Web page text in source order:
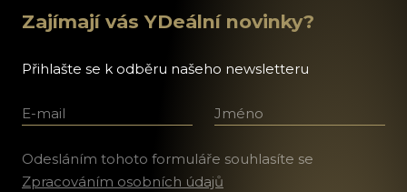
Zajímají vás YDeální novinky?
Přihlašte se k odběru našeho newsletteru
E-mail Jméno a příjmení
Odesláním tohoto formuláře souhlasíte se
Zpracováním osobních údajů